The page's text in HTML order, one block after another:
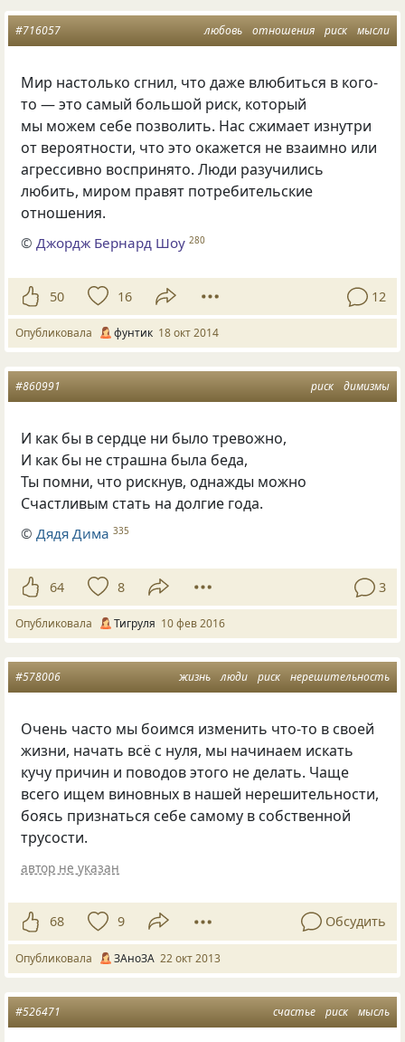
любовь отношения риск мысли
#716057
Мир настолько сгнил, что даже влюбиться в кого-
то — это самый большой риск, который
мы можем себе позволить. Нас сжимает изнутри
от вероятности, что это окажется не взаимно или
агрессивно воспринято. Люди разучились
любить, миром правят потребительские
отношения.
© Джордж Бернард Шоу 280
50 16 12
Опубликовала фунтик 18 окт 2014
риск димизмы
#860991
И как бы в сердце ни было тревожно,
И как бы не страшна была беда,
Ты помни, что рискнув, однажды можно
Счастливым стать на долгие года.
© Дядя Дима 335
64 8 3
Опубликовала Тигруля 10 фев 2016
жизнь люди риск нерешительность
#578006
Очень часто мы боимся изменить что-то в своей
жизни, начать всё с нуля, мы начинаем искать
кучу причин и поводов этого не делать. Чаще
всего ищем виновных в нашей нерешительности,
боясь признаться себе самому в собственной
трусости.
автор не указан
68 9 Обсудить
Опубликовала ЗАноЗА 22 окт 2013
счастье риск мысль
#526471